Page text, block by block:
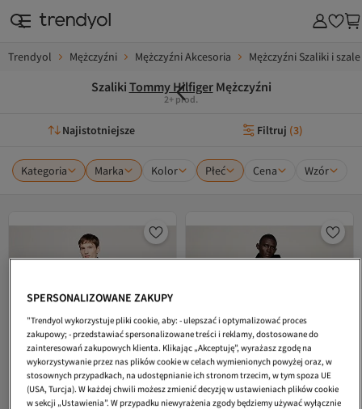
Trendyol Mężczyźni Mężczyźni Akcesoria Mężczyźni Szaliki i szale
Szaliki Tommy Hilfiger Mężczyźni
2+ prod.
Najistotniejsze Filtruj (3)
Kategoria Marka Kolor Płeć Cena Wzór
SPERSONALIZOWANE ZAKUPY
"Trendyol wykorzystuje pliki cookie, aby: - ulepszać i optymalizować proces
zakupowy; - przedstawiać spersonalizowane treści i reklamy, dostosowane do
zainteresowań zakupowych klienta. Klikając „Akceptuję”, wyrażasz zgodę na
wykorzystywanie przez nas plików cookie w celach wymienionych powyżej oraz, w
stosownych przypadkach, na udostępnianie ich stronom trzecim, w tym spoza UE
(USA, Turcja). W każdej chwili możesz zmienić decyzję w ustawieniach plików cookie
w sekcji „Ustawienia”. W przypadku niewyrażenia zgody będziemy używać wyłącznie